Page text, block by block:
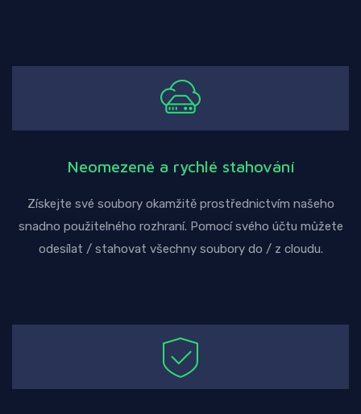
Neomezené a rychlé stahování
Získejte své soubory okamžitě prostřednictvím našeho
snadno použitelného rozhraní. Pomocí svého účtu můžete
odesílat / stahovat všechny soubory do / z cloudu.